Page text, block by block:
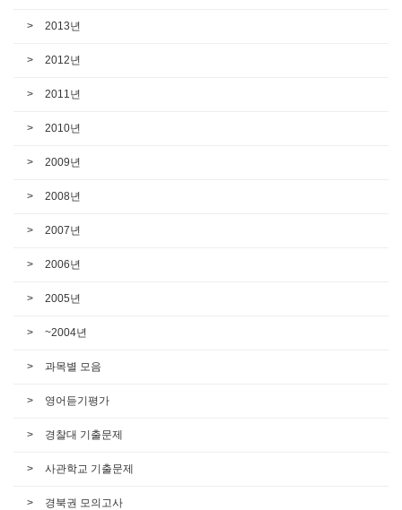
2013년
2012년
2011년
2010년
2009년
2008년
2007년
2006년
2005년
~2004년
과목별 모음
영어듣기평가
경찰대 기출문제
사관학교 기출문제
경북권 모의고사